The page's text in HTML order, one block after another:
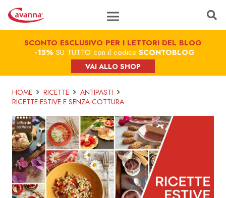
SCONTO ESCLUSIVO PER I LETTORI DEL BLOG
-15% SU TUTTO con il codice SCONTOBLOG
VAI ALLO SHOP
HOME RICETTE
ANTIPASTI
RICETTE ESTIVE E SENZA COTTURA